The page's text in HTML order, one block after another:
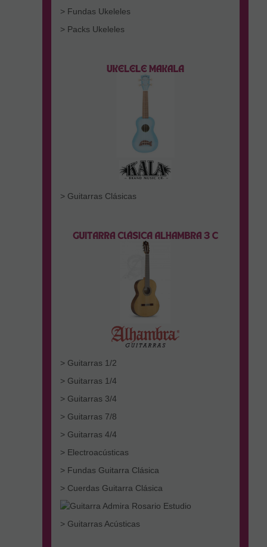
> Fundas Ukeleles
> Packs Ukeleles
> Guitarras Clásicas
> Guitarras 1/2
> Guitarras 1/4
> Guitarras 3/4
> Guitarras 7/8
> Guitarras 4/4
> Electroacústicas
> Fundas Guitarra Clásica
> Cuerdas Guitarra Clásica
> Guitarras Acústicas